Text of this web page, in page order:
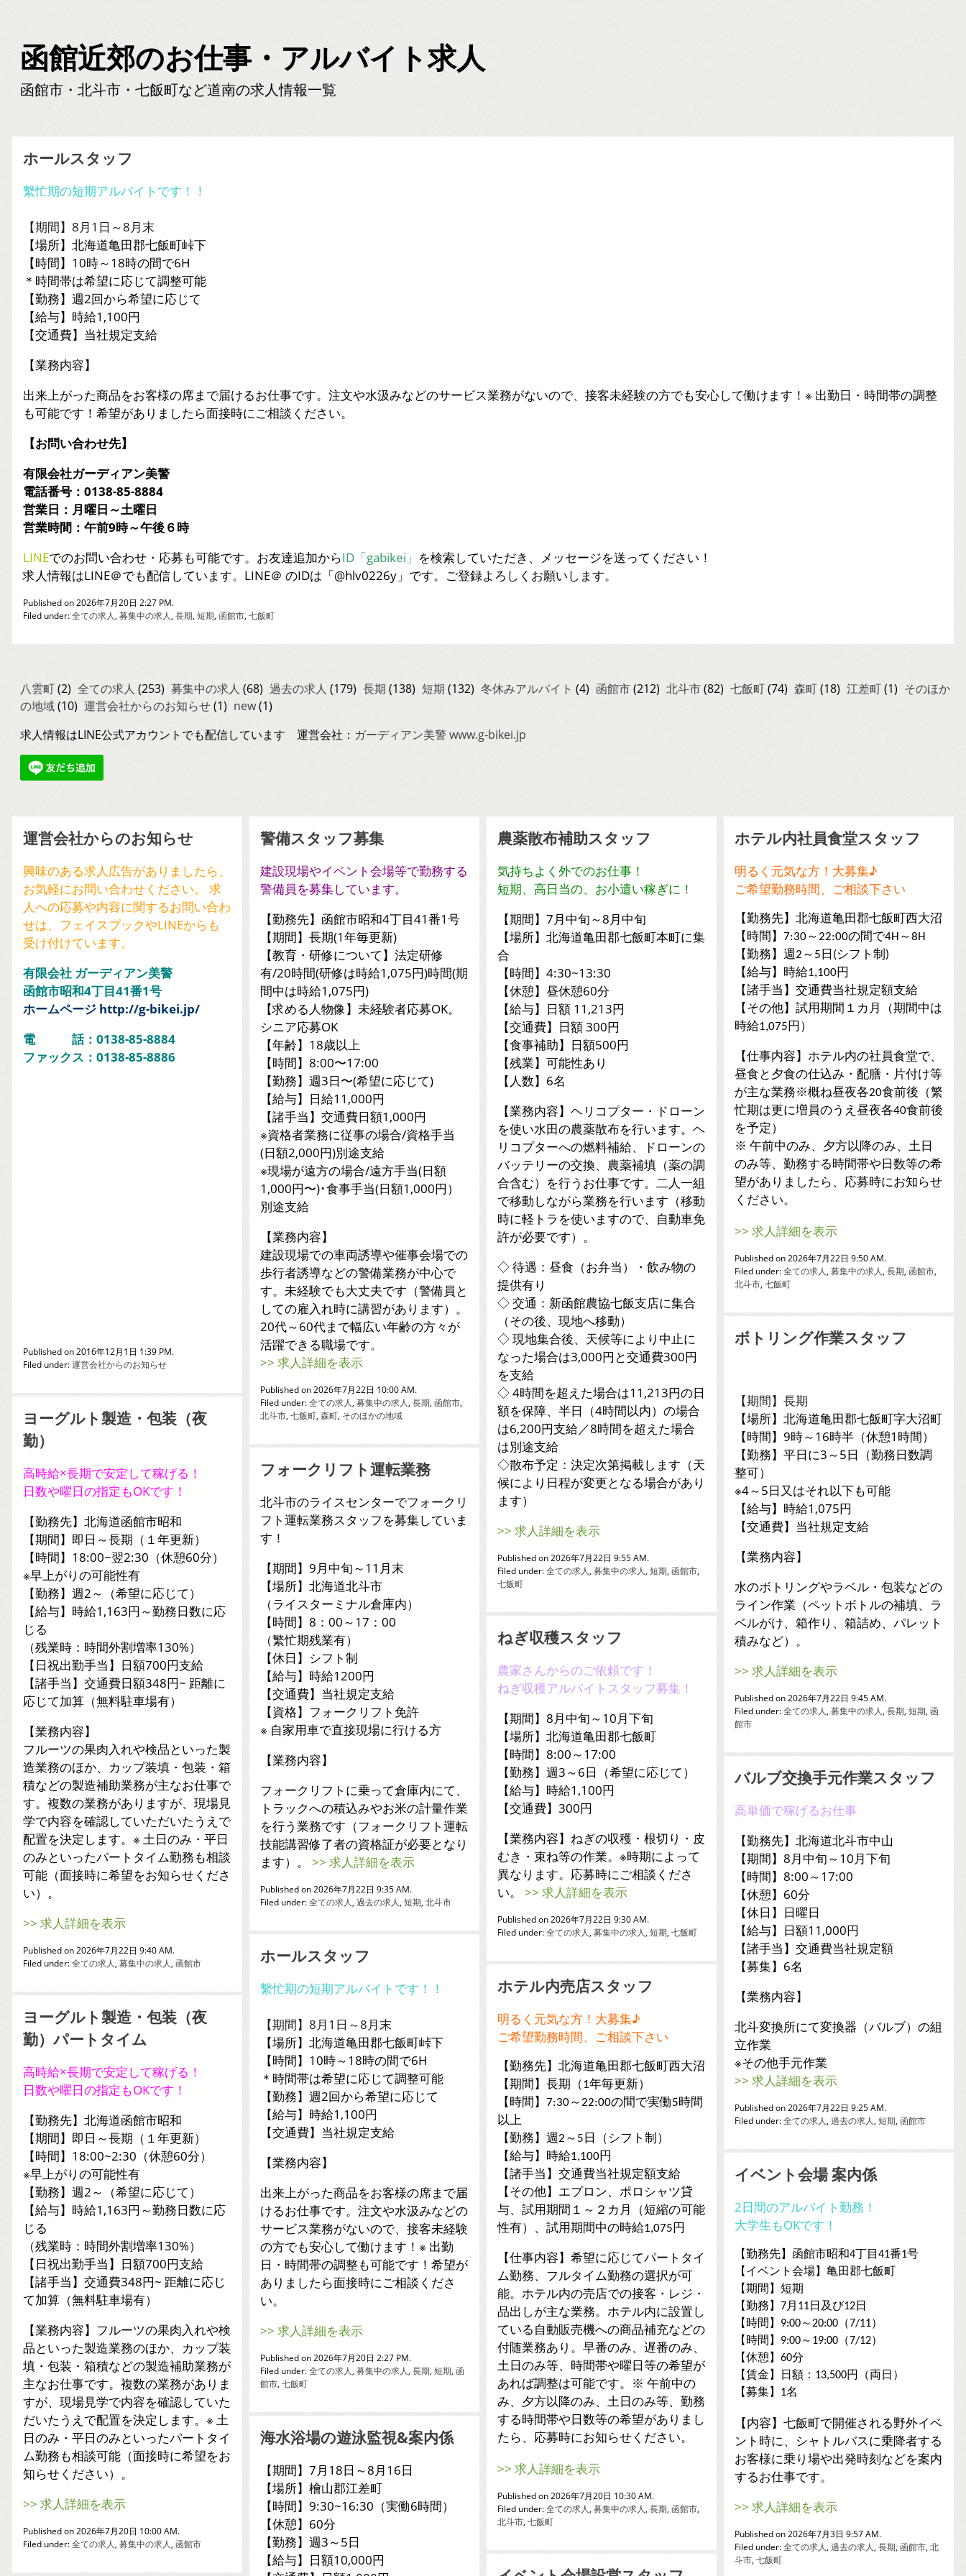
函館近郊のお仕事・アルバイト求人
函館市・北斗市・七飯町など道南の求人情報一覧
ホールスタッフ
繫忙期の短期アルバイトです！！
【期間】8月1日～8月末
【場所】北海道亀田郡七飯町峠下
【時間】10時～18時の間で6H
＊時間帯は希望に応じて調整可能
【勤務】週2回から希望に応じて
【給与】時給1,100円
【交通費】当社規定支給
【業務内容】
出来上がった商品をお客様の席まで届けるお仕事です。注文や水汲みなどのサービス業務がないので、接客未経験の方でも安心して働けます！※ 出勤日・時間帯の調整
も可能です！希望がありましたら面接時にご相談ください。
【お問い合わせ先】
有限会社ガーディアン美警
電話番号：0138-85-8884
営業日：月曜日～土曜日
営業時間：午前9時～午後６時
LINEでのお問い合わせ・応募も可能です。お友達追加からID「gabikei」 を検索していただき、メッセージを送ってください！
求人情報はLINE＠でも配信しています。LINE＠ のIDは「@hlv0226y」です。ご登録よろしくお願いします。
Published on 2026年7月20日 2:27 PM.
Filed under:全ての求人, 募集中の求人, 長期, 短期, 函館市, 七飯町
八雲町(2) 全ての求人 (253) 募集中の求人 (68) 過去の求人 (179) 長期 (138) 短期 (132) 冬休みアルバイト (4) 函館市(212) 北斗市(82) 七飯町(74) 森町(18) 江差町(1) そのほか
の地域(10) 運営会社からのお知らせ(1) new(1)
求人情報はLINE公式アカウントでも配信しています 運営会社： ガーディアン美警 www.g-bikei.jp
運営会社からのお知らせ
興味のある求人広告がありましたら、
お気軽にお問い合わせください。 求
人への応募や内容に関するお問い合わ
せは、フェイスブックやLINEからも
受け付けています。
有限会社 ガーディアン美警
函館市昭和4丁目41番1号
ホームページ http://g-bikei.jp/
電 話：0138-85-8884
ファックス：0138-85-8886
Published on 2016年12月1日 1:39 PM.
Filed under:運営会社からのお知らせ
警備スタッフ募集
建設現場やイベント会場等で勤務する
警備員を募集しています。
【勤務先】函館市昭和4丁目41番1号
【期間】⻑期(1年毎更新)
【教育・研修について】法定研修
有/20時間(研修は時給1,075円)時間(期
間中は時給1,075円)
【求める人物像】未経験者応募OK。
シニア応募OK
【年齢】18歳以上
【時間】8:00〜17:00
【勤務】週3⽇〜(希望に応じて)
【給与】⽇給11,000円
【諸手当】交通費日額1,000円
※資格者業務に従事の場合/資格⼿当
(⽇額2,000円)別途⽀給
※現場が遠⽅の場合/遠⽅⼿当(⽇額
1,000円〜)･⾷事⼿当(⽇額1,000円）
別途支給
【業務内容】
建設現場での車両誘導や催事会場での
歩行者誘導などの警備業務が中心で
す。未経験でも大丈夫です（警備員と
しての雇入れ時に講習があります）。
20代～60代まで幅広い年齢の方々が
活躍できる職場です。
>> 求人詳細を表示
Published on 2026年7月22日 10:00 AM.
Filed under:全ての求人, 募集中の求人, 長期, 函館市,
北斗市, 七飯町, 森町, そのほかの地域
農薬散布補助スタッフ
気持ちよく外でのお仕事！
短期、高日当の、お小遣い稼ぎに！
【期間】7月中旬～8月中旬
【場所】北海道亀田郡七飯町本町に集
合
【時間】4:30~13:30
【休憩】昼休憩60分
【給与】日額 11,213円
【交通費】日額 300円
【食事補助】日額500円
【残業】可能性あり
【人数】6名
【業務内容】ヘリコプター・ドローン
を使い水田の農薬散布を行います。ヘ
リコプターへの燃料補給、ドローンの
バッテリーの交換、農薬補填（薬の調
合含む）を行うお仕事です。二人一組
で移動しながら業務を行います（移動
時に軽トラを使いますので、自動車免
許が必要です）。
◇ 待遇：昼食（お弁当）・飲み物の
提供有り
◇ 交通：新函館農協七飯支店に集合
（その後、現地へ移動）
◇ 現地集合後、天候等により中止に
なった場合は3,000円と交通費300円
を支給
◇ 4時間を超えた場合は11,213円の日
額を保障、半日（4時間以内）の場合
は6,200円支給／8時間を超えた場合
は別途支給
◇散布予定：決定次第掲載します（天
候により日程が変更となる場合があり
ます）
>> 求人詳細を表示
Published on 2026年7月22日 9:55 AM.
Filed under:全ての求人, 募集中の求人, 短期, 函館市,
七飯町
ホテル内社員食堂スタッフ
明るく元気な方！大募集♪
ご希望勤務時間、ご相談下さい
【勤務先】北海道亀田郡七飯町西大沼
【時間】7:30～22:00の間で4H～8H
【勤務】週2～5日(シフト制)
【給与】時給1,100円
【諸手当】交通費当社規定額支給
【その他】試用期間１カ月（期間中は
時給1,075円）
【仕事内容】ホテル内の社員食堂で、
昼食と夕食の仕込み・配膳・片付け等
が主な業務※概ね昼夜各20食前後（繁
忙期は更に増員のうえ昼夜各40食前後
を予定）
※ 午前中のみ、夕方以降のみ、土日
のみ等、勤務する時間帯や日数等の希
望がありましたら、応募時にお知らせ
ください。
>> 求人詳細を表示
Published on 2026年7月22日 9:50 AM.
Filed under:全ての求人, 募集中の求人, 長期, 函館市,
北斗市, 七飯町
ボトリング作業スタッフ
【期間】長期
【場所】北海道亀田郡七飯町字大沼町
【時間】9時～16時半（休憩1時間）
【勤務】平日に3～5日（勤務日数調
整可）
※4～5日又はそれ以下も可能
【給与】時給1,075円
【交通費】当社規定支給
【業務内容】
水のボトリングやラベル・包装などの
ライン作業（ペットボトルの補填、ラ
ベルがけ、箱作り、箱詰め、パレット
積みなど）。
>> 求人詳細を表示
Published on 2026年7月22日 9:45 AM.
Filed under:全ての求人, 募集中の求人, 長期, 短期, 函
館市
ヨーグルト製造・包装（夜
勤）
高時給×長期で安定して稼げる！
日数や曜日の指定もOKです！
【勤務先】北海道函館市昭和
【期間】即日～長期（１年更新）
【時間】18:00~翌2:30（休憩60分）
※早上がりの可能性有
【勤務】週2～（希望に応じて）
【給与】時給1,163円～勤務日数に応
じる
（残業時：時間外割増率130%）
【日祝出勤手当】日額700円支給
【諸手当】交通費日額348円~ 距離に
応じて加算（無料駐車場有）
【業務内容】
フルーツの果肉入れや検品といった製
造業務のほか、カップ装填・包装・箱
積などの製造補助業務が主なお仕事で
す。複数の業務がありますが、現場見
学で内容を確認していただいたうえで
配置を決定します。※ 土日のみ・平日
のみといったパートタイム勤務も相談
可能（面接時に希望をお知らせくださ
い）。
>> 求人詳細を表示
Published on 2026年7月22日 9:40 AM.
Filed under:全ての求人, 募集中の求人, 函館市
フォークリフト運転業務
北斗市のライスセンターでフォークリ
フト運転業務スタッフを募集していま
す！
【期間】9月中旬～11月末
【場所】北海道北斗市
（ライスターミナル倉庫内）
【時間】8：00～17：00
（繁忙期残業有）
【休日】シフト制
【給与】時給1200円
【交通費】当社規定支給
【資格】フォークリフト免許
※ 自家用車で直接現場に行ける方
【業務内容】
フォークリフトに乗って倉庫内にて、
トラックへの積込みやお米の計量作業
を行う業務です（フォークリフト運転
技能講習修了者の資格証が必要となり
ます）。 >> 求人詳細を表示
Published on 2026年7月22日 9:35 AM.
Filed under:全ての求人, 過去の求人, 短期, 北斗市
ねぎ収穫スタッフ
農家さんからのご依頼です！
ねぎ収穫アルバイトスタッフ募集！
【期間】8月中旬～10月下旬
【場所】北海道亀田郡七飯町
【時間】8:00～17:00
【勤務】週3～6日（希望に応じて）
【給与】時給1,100円
【交通費】300円
【業務内容】ねぎの収穫・根切り・皮
むき・束ね等の作業。※時期によって
異なります。応募時にご相談くださ
い。 >> 求人詳細を表示
Published on 2026年7月22日 9:30 AM.
Filed under:全ての求人, 募集中の求人, 短期, 七飯町
バルブ交換手元作業スタッフ
高単価で稼げるお仕事
【勤務先】北海道北斗市中山
【期間】8月中旬～10月下旬
【時間】8:00～17:00
【休憩】60分
【休日】日曜日
【給与】日額11,000円
【諸手当】交通費当社規定額
【募集】6名
【業務内容】
北斗変換所にて変換器（バルブ）の組
立作業
※その他手元作業
>> 求人詳細を表示
Published on 2026年7月22日 9:25 AM.
Filed under:全ての求人, 過去の求人, 短期, 函館市
ホールスタッフ
繫忙期の短期アルバイトです！！
【期間】8月1日～8月末
【場所】北海道亀田郡七飯町峠下
【時間】10時～18時の間で6H
＊時間帯は希望に応じて調整可能
【勤務】週2回から希望に応じて
【給与】時給1,100円
【交通費】当社規定支給
【業務内容】
出来上がった商品をお客様の席まで届
けるお仕事です。注文や水汲みなどの
サービス業務がないので、接客未経験
の方でも安心して働けます！※ 出勤
日・時間帯の調整も可能です！希望が
ありましたら面接時にご相談くださ
い。
>> 求人詳細を表示
Published on 2026年7月20日 2:27 PM.
Filed under:全ての求人, 募集中の求人, 長期, 短期, 函
館市, 七飯町
ホテル内売店スタッフ
明るく元気な方！大募集♪
ご希望勤務時間、ご相談下さい
【勤務先】北海道亀田郡七飯町西大沼
【期間】長期（1年毎更新）
【時間】7:30～22:00の間で実働5時間
以上
【勤務】週2～5日（シフト制）
【給与】時給1,100円
【諸手当】交通費当社規定額支給
【その他】エプロン、ポロシャツ貸
与、試用期間１～２カ月（短縮の可能
性有）、試用期間中の時給1,075円
【仕事内容】希望に応じてパートタイ
ム勤務、フルタイム勤務の選択が可
能。ホテル内の売店での接客・レジ・
品出しが主な業務。ホテル内に設置し
ている自動販売機への商品補充などの
付随業務あり。早番のみ、遅番のみ、
土日のみ等、時間帯や曜日等の希望が
あれば調整は可能です。※ 午前中の
み、夕方以降のみ、土日のみ等、勤務
する時間帯や日数等の希望がありまし
たら、応募時にお知らせください。
>> 求人詳細を表示
Published on 2026年7月20日 10:30 AM.
Filed under:全ての求人, 募集中の求人, 長期, 函館市,
北斗市, 七飯町
ヨーグルト製造・包装（夜
勤）パートタイム
高時給×長期で安定して稼げる！
日数や曜日の指定もOKです！
【勤務先】北海道函館市昭和
【期間】即日～長期（１年更新）
【時間】18:00~2:30（休憩60分）
※早上がりの可能性有
【勤務】週2～（希望に応じて）
【給与】時給1,163円～勤務日数に応
じる
（残業時：時間外割増率130%）
【日祝出勤手当】日額700円支給
【諸手当】交通費348円~ 距離に応じ
て加算（無料駐車場有）
【業務内容】フルーツの果肉入れや検
品といった製造業務のほか、カップ装
填・包装・箱積などの製造補助業務が
主なお仕事です。複数の業務がありま
すが、現場見学で内容を確認していた
だいたうえで配置を決定します。※ 土
日のみ・平日のみといったパートタイ
ム勤務も相談可能（面接時に希望をお
知らせください）。
>> 求人詳細を表示
Published on 2026年7月20日 10:00 AM.
Filed under:全ての求人, 募集中の求人, 函館市
イベント会場 案内係
2日間のアルバイト勤務！
大学生もOKです！
【勤務先】函館市昭和4丁目41番1号
【イベント会場】亀田郡七飯町
【期間】短期
【勤務】7月11日及び12日
【時間】9:00～20:00（7/11）
【時間】9:00～19:00（7/12）
【休憩】60分
【賃金】日額：13,500円（両日）
【募集】1名
【内容】七飯町で開催される野外イベ
ント時に、シャトルバスに乗降者する
お客様に乗り場や出発時刻などを案内
するお仕事です。
>> 求人詳細を表示
Published on 2026年7月3日 9:57 AM.
Filed under:全ての求人, 過去の求人, 長期, 函館市, 北
斗市, 七飯町
海水浴場の遊泳監視&案内係
【期間】7月18日～8月16日
【場所】檜山郡江差町
【時間】9:30~16:30（実働6時間）
【休憩】60分
【勤務】週3～5日
【給与】日額10,000円